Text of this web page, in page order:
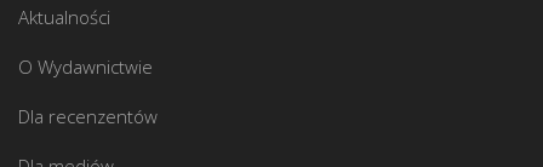
Aktualności
O Wydawnictwie
Dla recenzentów